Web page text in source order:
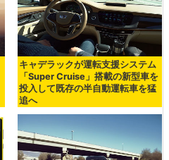
キャデラックが運転支援システム
「Super Cruise」搭載の新型車を
投入して既存の半自動運転車を猛
追へ